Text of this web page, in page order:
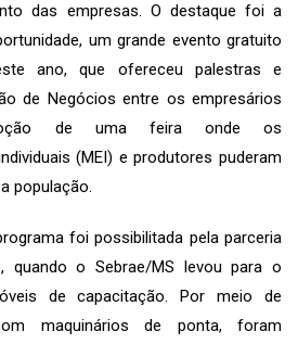
das empresas. O destaque foi a
um grande evento gratuito
ano, que ofereceu palestras e
de Negócios entre os empresários
de uma feira onde os
(MEI) e produtores puderam
população.
foi possibilitada pela parceria
quando o Sebrae/MS levou para o
de capacitação. Por meio de
maquinários de ponta, foram